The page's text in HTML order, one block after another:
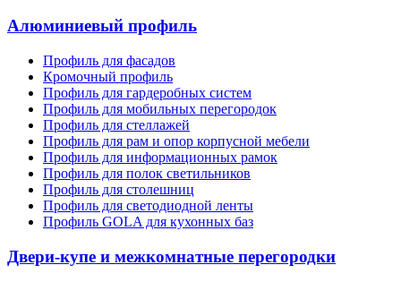
Алюминиевый профиль
Профиль для фасадов
Кромочный профиль
Профиль для гардеробных систем
Профиль для мобильных перегородок
Профиль для стеллажей
Профиль для рам и опор корпусной мебели
Профиль для информационных рамок
Профиль для полок светильников
Профиль для столешниц
Профиль для светодиодной ленты
Профиль GOLA для кухонных баз
Двери-купе и межкомнатные перегородки